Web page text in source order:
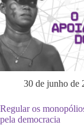
30 de junho de
Regular os
pela democracia